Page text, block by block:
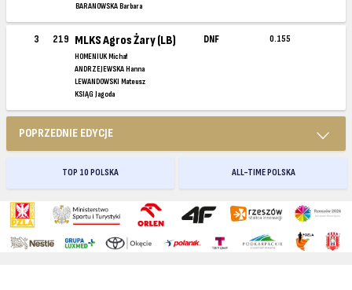
BARANOWSKA Barbara
3 219 MLKS Agros Żary (LB)
HOMENIUK Michał
ANDRZEJEWSKA Hanna
LEWANDOWSKI Mateusz
KSIĄG Jagoda
DNF 0.155
POPRZEDNIE EDYCJE
TOP 10 POLSKA ALL-TIME POLSKA